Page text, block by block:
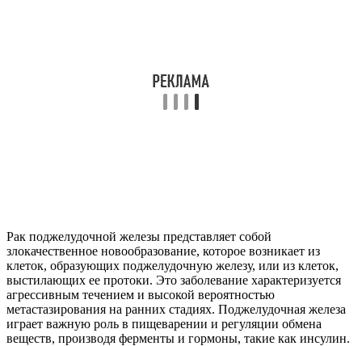
Рак поджелудочной железы представляет собой
злокачественное новообразование, которое возникает из
клеток, образующих поджелудочную железу, или из клеток,
выстилающих ее протоки. Это заболевание характеризуется
агрессивным течением и высокой вероятностью
метастазирования на ранних стадиях. Поджелудочная железа
играет важную роль в пищеварении и регуляции обмена
веществ, производя ферменты и гормоны, такие как инсулин.